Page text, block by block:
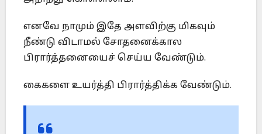
எனவே நாமும் இதே அளவிற்கு மிகவும்
நீண்டு விடாமல் சோதனைக்கால
பிரார்த்தனையைச் செய்ய வேண்டும்.
கைகளை உயர்த்தி பிரார்த்திக்க வேண்டும்.